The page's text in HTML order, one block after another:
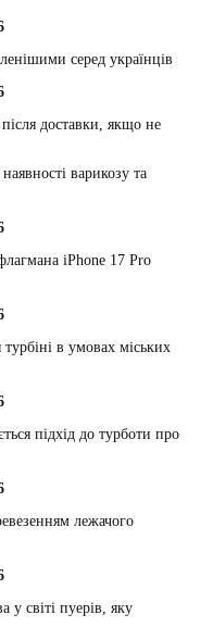
серед українців
доставки, якщо не
варикозу та
iPhone 17 Pro
в умовах міських
підхід до турботи про
лежачого
світі пуерів, яку